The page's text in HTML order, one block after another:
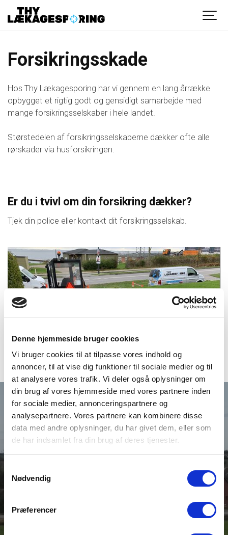
Denne hjemmeside bruger cookies
Vi bruger cookies til at tilpasse vores indhold og
annoncer, til at vise dig funktioner til sociale medier og til
at analysere vores trafik. Vi deler også oplysninger om
din brug af vores hjemmeside med vores partnere inden
for sociale medier, annonceringspartnere og
analysepartnere. Vores partnere kan kombinere disse
data med andre oplysninger, du har givet dem, eller som
de har indsamlet fra din brug af deres tjenester.
Nødvendig
Præferencer
Forsikringsskade
Hos Thy Lækagesporing har vi gennem en lang årrække
opbygget et rigtig godt og gensidigt samarbejde med
mange forsikringsselskaber i hele landet.
Størstedelen af forsikringsselskaberne dækker ofte alle
rørskader via husforsikringen.
Er du i tvivl om din forsikring dækker?
Tjek din police eller kontakt dit forsikringsselskab.